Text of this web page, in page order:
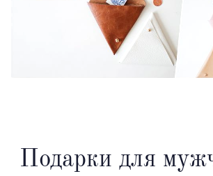
Подарки для